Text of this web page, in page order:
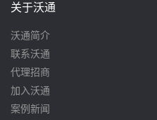
关于沃通
沃通简介
联系沃通
代理招商
加入沃通
案例新闻